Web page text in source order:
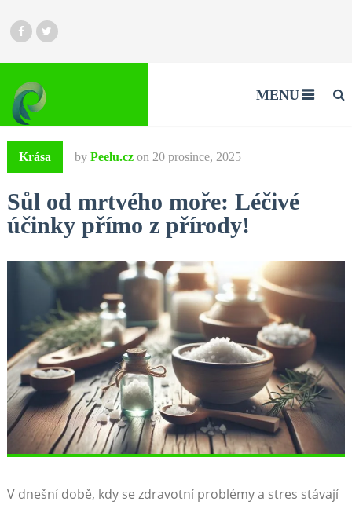
MENU
Krása by Peelu.cz on 20 prosince, 2025
Sůl od mrtvého moře: Léčivé
účinky přímo z přírody!
V dnešní době, kdy se zdravotní problémy ⁤a ‍stres stávají ​